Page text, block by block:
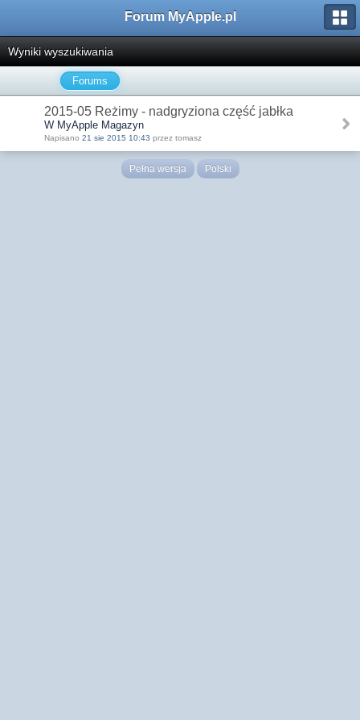
Forum MyApple.pl
Wyniki wyszukiwania
Forums
2015-05 Reżimy - nadgryziona część jabłka
W MyApple Magazyn
Napisano 21 sie 2015 10:43 przez tomasz
Pełna wersja Polski